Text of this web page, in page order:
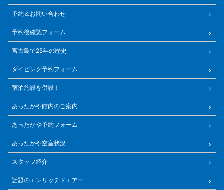
予約＆お問い合わせ
予約後確認フォーム
宮古島で25年の歴史
ダイビング予約フォーム
宿泊施設を併設！
あったかや館内のご案内
あったかや予約フォーム
あったかや空室状況
スタッフ紹介
話題のエンリッチドエアー